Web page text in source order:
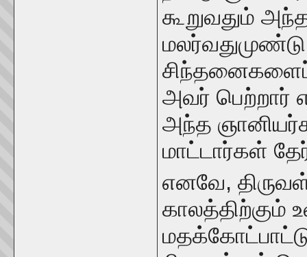
கூறுவதும்
சிந்தனைகளைப்
அவர் பெற்றார்
அந்த
மாட்டார்கள்
எனவே,